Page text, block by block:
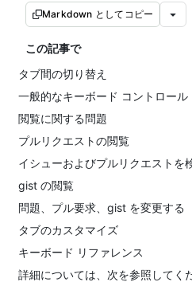
Markdown としてコピー
この記事で
タブ間の切り替え
一般的なキーボード コントロール
閲覧に関する問題
プルリクエストの閲覧
イシューおよびプルリクエストを
gist の閲覧
問題、プル要求、gist を変更する
タブのカスタマイズ
キーボード リファレンス
詳細については、次を参照してく